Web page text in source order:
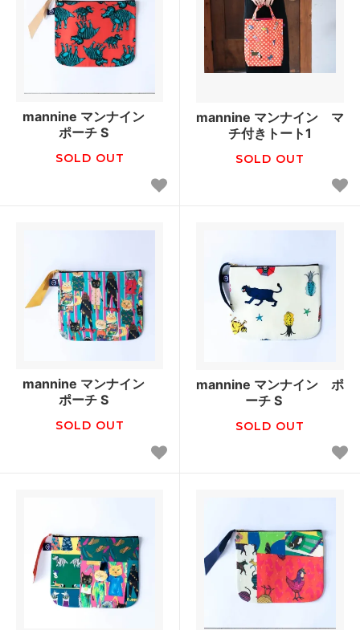
mannine マンナイン
ポーチ S
SOLD OUT
mannine マンナイン マ
チ付きトート1
SOLD OUT
mannine マンナイン
ポーチ S
SOLD OUT
mannine マンナイン ポ
ーチ S
SOLD OUT